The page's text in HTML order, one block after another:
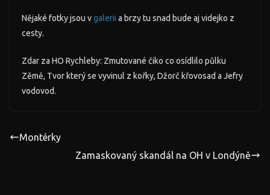
Nějaké fotky jsou vgalerii a brzy tu snad bude aj videjko z
cesty.
Zdar za HO Rychleby: Zmutované čiko co osídlilo půlku
Zěmě, Tvor který se vyvinul z kořky, Džorč křovosad a Jefry
vodovod.
Montérky
Zamaskovaný skandál na OH v Londýně